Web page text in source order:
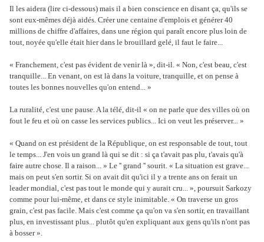
Il les aidera (lire ci-dessous) mais il a bien conscience en disant ça, qu'ils se
sont eux-mêmes déjà aidés. Créer une centaine d'emplois et générer 40
millions de chiffre d'affaires, dans une région qui paraît encore plus loin de
tout, noyée qu'elle était hier dans le brouillard gelé, il faut le faire...
« Franchement, c'est pas évident de venir là », dit-il. « Non, c'est beau, c'est
tranquille... En venant, on est là dans la voiture, tranquille, et on pense à
toutes les bonnes nouvelles qu'on entend... »
La ruralité, c'est une pause. A la télé, dit-il « on ne parle que des villes où on
fout le feu et où on casse les services publics... Ici on veut les préserver... »
« Quand on est président de la République, on est responsable de tout, tout
le temps... J'en vois un grand là qui se dit : si ça t'avait pas plu, t'avais qu'à
faire autre chose. Il a raison... » Le '' grand '' sourit. « La situation est grave...
mais on peut s'en sortir. Si on avait dit qu'ici il y a trente ans on ferait un
leader mondial, c'est pas tout le monde qui y aurait cru... », poursuit Sarkozy
comme pour lui-même, et dans ce style inimitable. « On traverse un gros
grain, c'est pas facile. Mais c'est comme ça qu'on va s'en sortir, en travaillant
plus, en investissant plus... plutôt qu'en expliquant aux gens qu'ils n'ont pas
à bosser ».